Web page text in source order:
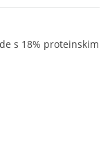
s 18% proteinskim